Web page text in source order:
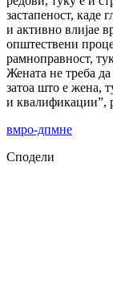
застапеност, каде
и активно влијае
општествени
рамноправност,
Жената не треба
затоа што е жена,
и квалификации”,
вмро-дпмне
Сподели